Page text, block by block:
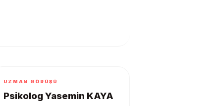
UZMAN GÖRÜŞÜ
Psikolog Yasemin KAYA